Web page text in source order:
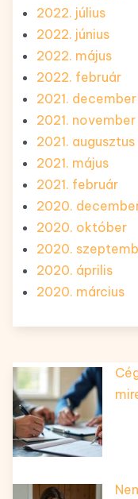
2022. július
2022. június
2022. május
2022. február
2021. december
2021. november
2021. augusztus
2021. május
2021. február
2020.
2020. október
2020.
2020. április
2020. március